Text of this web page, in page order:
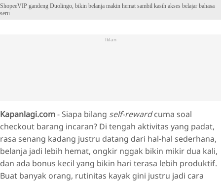
ShopeeVIP gandeng Duolingo, bikin belanja makin hemat sambil kasih akses belajar bahasa
seru.
Iklan
Kapanlagi.com- Siapa bilang self-rewardcuma soal
checkout barang incaran? Di tengah aktivitas yang padat,
rasa senang kadang justru datang dari hal-hal sederhana,
belanja jadi lebih hemat, ongkir nggak bikin mikir dua kali,
dan ada bonus kecil yang bikin hari terasa lebih produktif.
Buat banyak orang, rutinitas kayak gini justru jadi cara